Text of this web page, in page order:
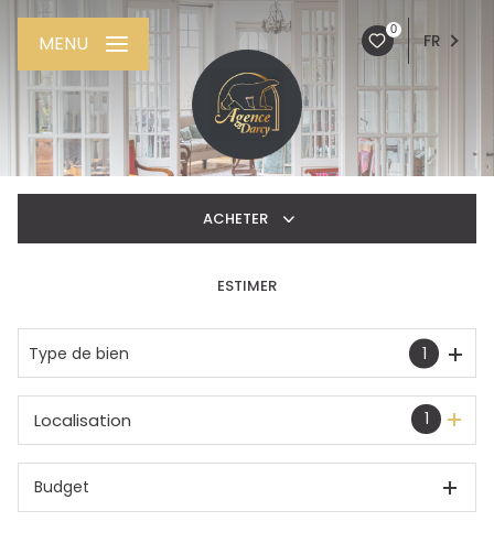
0
FR
MENU
ACHETER
De l'immo pro
ESTIMER
Type de bien 1
1
Localisation
Budget